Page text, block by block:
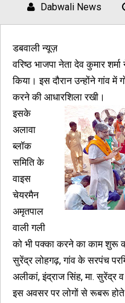
Dabwali News
डबवाली न्यूज़
वरिष्ठ भाजपा नेता देव कुमार
किया। इस दौरान उन्होंने गांव में
करने की आधारशिला रखी।
इसके
अलावा
ब्लॉक
समिति के
वाइस
चेयरमैन
अमृतपाल
वाली गली
को भी पक्का करने का काम शुरू
सुरेंद्र लोहगढ़, गांव के सरपंच
अलीकां, इंद्राज सिंह, मा. सुरेंद्र
इस अवसर पर लोगों से रूबरू होते